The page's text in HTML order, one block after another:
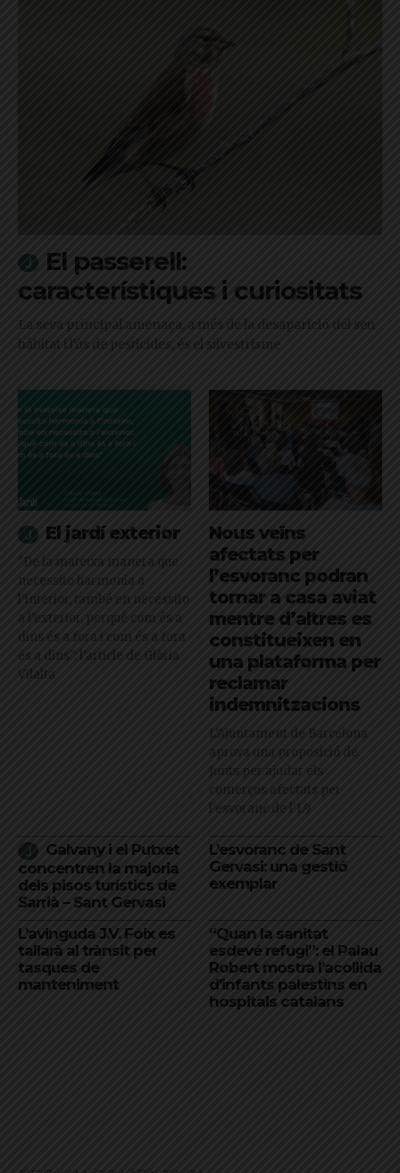
El passerell:
característiques i curiositats
La seva principal amenaça, a més de la desaparició del seu
hàbitat i l'ús de pesticides, és el silvestrisme
El jardí exterior
"De la mateixa manera que
necessito harmonia a
l’interior, també en necessito
a l’exterior, perquè com és a
dins és a fora i com és a fora
és a dins": l'article de Glòria
Vilalta
Nous veïns
afectats per
l’esvoranc podran
tornar a casa aviat
mentre d’altres es
constitueixen en
una plataforma per
reclamar
indemnitzacions
L’Ajuntament de Barcelona
aprova una proposició de
Junts per ajudar els
comerços afectats per
l'esvoranc de l'L9
Galvany i el Putxet
concentren la majoria
dels pisos turístics de
Sarrià – Sant Gervasi
L’esvoranc de Sant
Gervasi: una gestió
exemplar
L’avinguda J.V. Foix es
tallarà al trànsit per
tasques de
manteniment
“Quan la sanitat
esdevé refugi”: el Palau
Robert mostra l’acollida
d’infants palestins en
hospitals catalans